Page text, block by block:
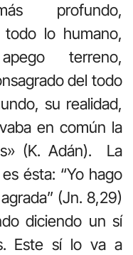
profundo,
lo humano,
terreno,
del todo
su realidad,
en común la
(K. Adán). La
ésta: “Yo hago
(Jn. 8,29)
diciendo un sí
Este sí lo va a